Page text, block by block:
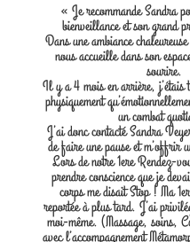
« Je recommande Sandra
bienveillance et son grand
Dans une ambiance
nous accueille dans son
sourire.
Il y a 4 mois en arrière, j’étais
physiquement
un combat
J’ai donc contacté Sandra
de faire une pause et m’offrir
Lors de notre 1ere Rendez-
prendre conscience que je
corps me disait Stop ! Ma
reportée à plus tard. J’ai
moi-même. (Massage, soins,
avec l’accompagnement